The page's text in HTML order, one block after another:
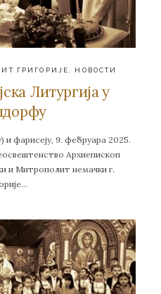
ГРИГОРИЈЕ НОВОСТИ
Литургија у
фарисеју, 9. фебруара 2025.
Архиепископ
и Митрополит немачки г.